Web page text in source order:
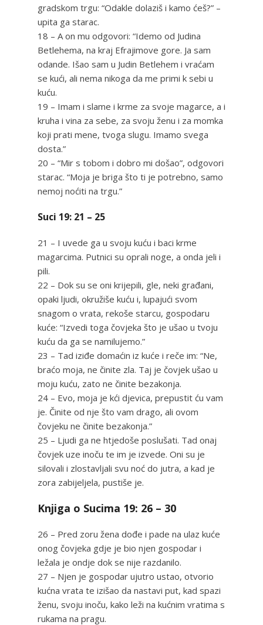
gradskom trgu: “Odakle dolaziš i kamo ćeš?” –
upita ga starac.
18 – A on mu odgovori: “Idemo od Judina
Betlehema, na kraj Efrajimove gore. Ja sam
odande. Išao sam u Judin Betlehem i vraćam
se kući, ali nema nikoga da me primi k sebi u
kuću.
19 – Imam i slame i krme za svoje magarce, a i
kruha i vina za sebe, za svoju ženu i za momka
koji prati mene, tvoga slugu. Imamo svega
dosta.”
20 – “Mir s tobom i dobro mi došao”, odgovori
starac. “Moja je briga što ti je potrebno, samo
nemoj noćiti na trgu.”
Suci 19: 21 – 25
21 – I uvede ga u svoju kuću i baci krme
magarcima. Putnici su oprali noge, a onda jeli i
pili.
22 – Dok su se oni krijepili, gle, neki građani,
opaki ljudi, okružiše kuću i, lupajući svom
snagom o vrata, rekoše starcu, gospodaru
kuće: “Izvedi toga čovjeka što je ušao u tvoju
kuću da ga se namilujemo.”
23 – Tad iziđe domaćin iz kuće i reče im: “Ne,
braćo moja, ne činite zla. Taj je čovjek ušao u
moju kuću, zato ne činite bezakonja.
24 – Evo, moja je kći djevica, prepustit ću vam
je. Činite od nje što vam drago, ali ovom
čovjeku ne činite bezakonja.”
25 – Ljudi ga ne htjedoše poslušati. Tad onaj
čovjek uze inoču te im je izvede. Oni su je
silovali i zlostavljali svu noć do jutra, a kad je
zora zabijeljela, pustiše je.
Knjiga o Sucima 19: 26 – 30
26 – Pred zoru žena dođe i pade na ulaz kuće
onog čovjeka gdje je bio njen gospodar i
ležala je ondje dok se nije razdanilo.
27 – Njen je gospodar ujutro ustao, otvorio
kućna vrata te izišao da nastavi put, kad spazi
ženu, svoju inoču, kako leži na kućnim vratima s
rukama na pragu.